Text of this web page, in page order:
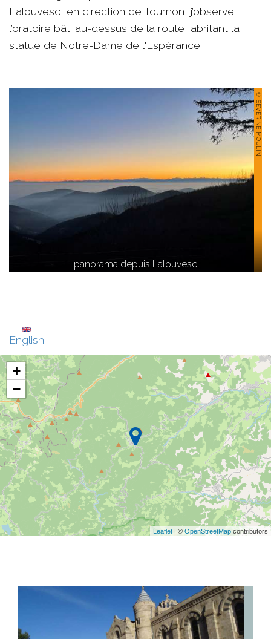
Lalouvesc, en direction de Tournon, j’observe
l’oratoire bâti au-dessus de la route, abritant la
statue de Notre-Dame de l'Espérance.
© SEVERINE MOULIN
panorama depuis Lalouvesc
English
+
−
Leaflet | © OpenStreetMap contributors